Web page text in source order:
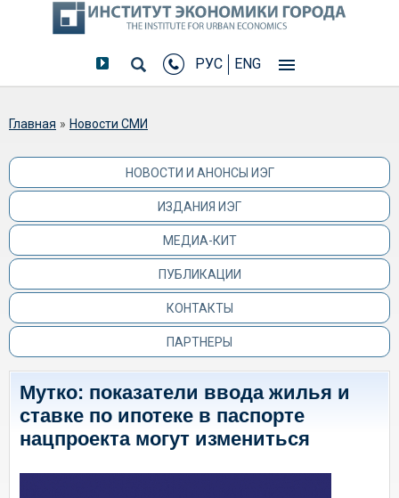
РУС ENG
Вы здесь
Главная » Новости СМИ
НОВОСТИ И АНОНСЫ ИЭГ
ИЗДАНИЯ ИЭГ
МЕДИА-КИТ
ПУБЛИКАЦИИ
КОНТАКТЫ
ПАРТНЕРЫ
Мутко: показатели ввода жилья и
ставке по ипотеке в паспорте
нацпроекта могут измениться